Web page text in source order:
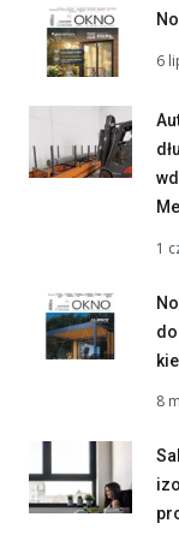
6
1
8